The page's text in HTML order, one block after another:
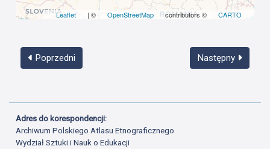
Leaflet | © OpenStreetMap contributors © CARTO
Poprzedni Następny
Adres do korespondencji:
Archiwum Polskiego Atlasu Etnograficznego
Wydział Sztuki i Nauk o Edukacji